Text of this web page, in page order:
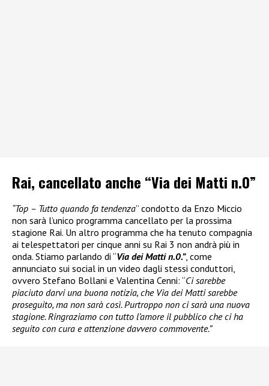
Rai, cancellato anche “Via dei Matti n.0”
“Top – Tutto quando fa tendenza” condotto da Enzo Miccio
non sarà l’unico programma cancellato per la prossima
stagione Rai. Un altro programma che ha tenuto compagnia
ai telespettatori per cinque anni su Rai 3 non andrà più in
onda. Stiamo parlando di “Via dei Matti n.0.”, come
annunciato sui social in un video dagli stessi conduttori,
ovvero Stefano Bollani e Valentina Cenni: “Ci sarebbe
piaciuto darvi una buona notizia, che Via dei Matti sarebbe
proseguito, ma non sarà così. Purtroppo non ci sarà una nuova
stagione. Ringraziamo con tutto l’amore il pubblico che ci ha
seguito con cura e attenzione davvero commovente.”